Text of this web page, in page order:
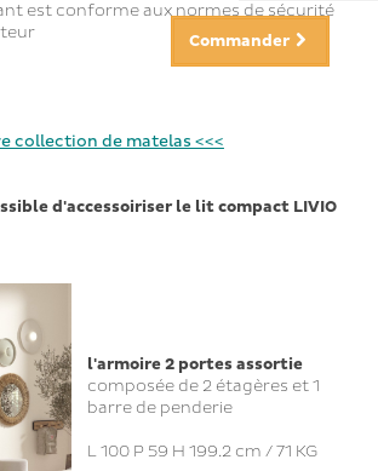
Commander
est conforme aux normes de sécurité
collection de matelas <<<
d'accessoiriser le lit compact LIVIO
l'armoire 2 portes assortie
composée de 2 étagères et 1
barre de penderie
L 100 P 59 H 199.2 cm / 71 KG